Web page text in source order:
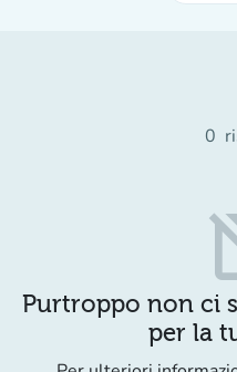
0
Purtroppo non ci
per la